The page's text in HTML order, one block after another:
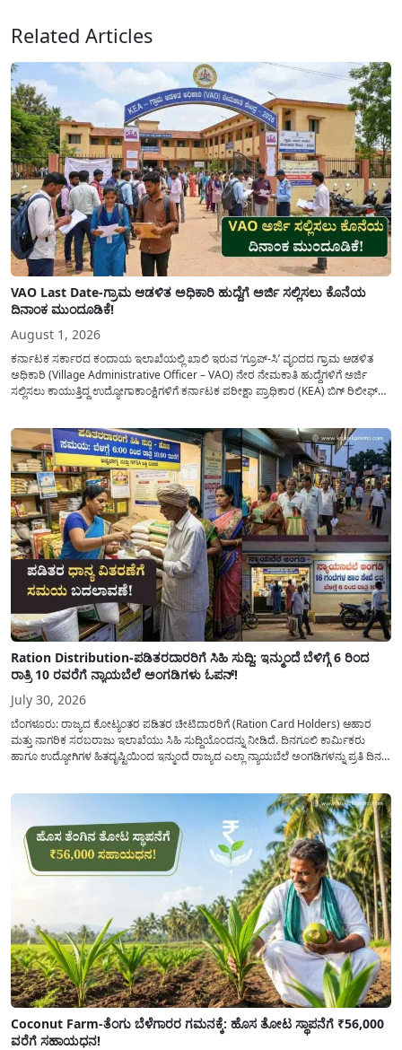
Related Articles
VAO Last Date-ಗ್ರಾಮ ಆಡಳಿತ ಅಧಿಕಾರಿ ಹುದ್ದೆಗೆ ಅರ್ಜಿ ಸಲ್ಲಿಸಲು ಕೊನೆಯ
ದಿನಾಂಕ ಮುಂದೂಡಿಕೆ!
August 1, 2026
ಕರ್ನಾಟಕ ಸರ್ಕಾರದ ಕಂದಾಯ ಇಲಾಖೆಯಲ್ಲಿ ಖಾಲಿ ಇರುವ ‘ಗ್ರೂಪ್-ಸಿ’ ವೃಂದದ ಗ್ರಾಮ ಆಡಳಿತ
ಅಧಿಕಾರಿ (Village Administrative Officer – VAO) ನೇರ ನೇಮಕಾತಿ ಹುದ್ದೆಗಳಿಗೆ ಅರ್ಜಿ
ಸಲ್ಲಿಸಲು ಕಾಯುತ್ತಿದ್ದ ಉದ್ಯೋಗಾಕಾಂಕ್ಷಿಗಳಿಗೆ ಕರ್ನಾಟಕ ಪರೀಕ್ಷಾ ಪ್ರಾಧಿಕಾರ (KEA) ಬಿಗ್ ರಿಲೀಫ್
Ration Distribution-ಪಡಿತರದಾರರಿಗೆ ಸಿಹಿ ಸುದ್ದಿ: ಇನ್ಮುಂದೆ ಬೆಳಿಗ್ಗೆ 6 ರಿಂದ
ರಾತ್ರಿ 10 ರವರೆಗೆ ನ್ಯಾಯಬೆಲೆ ಅಂಗಡಿಗಳು ಓಪನ್!
July 30, 2026
ಬೆಂಗಳೂರು: ರಾಜ್ಯದ ಕೋಟ್ಯಂತರ ಪಡಿತರ ಚೀಟಿದಾರರಿಗೆ (Ration Card Holders) ಆಹಾರ
ಮತ್ತು ನಾಗರಿಕ ಸರಬರಾಜು ಇಲಾಖೆಯು ಸಿಹಿ ಸುದ್ದಿಯೊಂದನ್ನು ನೀಡಿದೆ. ದಿನಗೂಲಿ ಕಾರ್ಮಿಕರು
ಹಾಗೂ ಉದ್ಯೋಗಿಗಳ ಹಿತದೃಷ್ಟಿಯಿಂದ ಇನ್ಮುಂದೆ ರಾಜ್ಯದ ಎಲ್ಲಾ ನ್ಯಾಯಬೆಲೆ ಅಂಗಡಿಗಳನ್ನು ಪ್ರತಿ ದಿನ
Coconut Farm-ತೆಂಗು ಬೆಳೆಗಾರರ ಗಮನಕ್ಕೆ: ಹೊಸ ತೋಟ ಸ್ಥಾಪನೆಗೆ ₹56,000
ವರೆಗೆ ಸಹಾಯಧನ!